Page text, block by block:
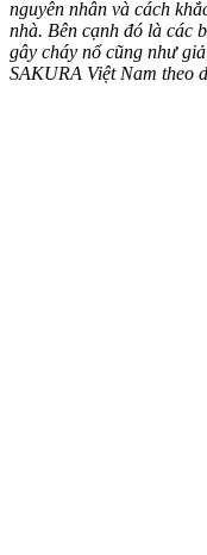
nguyên nhân và cách
nhà. Bên cạnh đó là các
gây cháy nổ cũng như
SAKURA Việt Nam theo